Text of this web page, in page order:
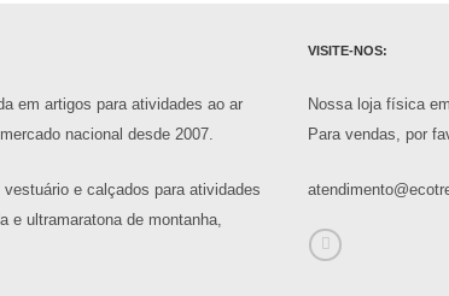
em artigos para atividades ao ar
nacional desde 2007.
e calçados para atividades
e ultramaratona de montanha,
VISITE-NOS:
Nossa loja física
Para vendas, por